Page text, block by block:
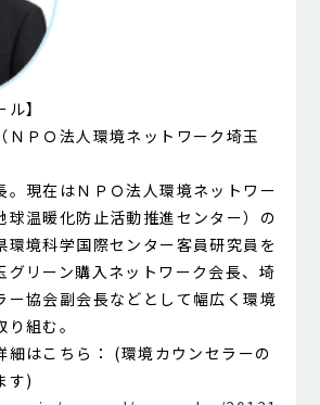
】
ＰＯ法人環境ネットワーク埼玉
。現在はＮＰＯ法人環境ネットワー
球温暖化防止活動推進センター）の
環境科学国際センター客員研究員を
グリーン購入ネットワーク会長、埼
ー協会副会長などとして幅広く環境
組む。
はこちら： (環境カウンセラーの
す)